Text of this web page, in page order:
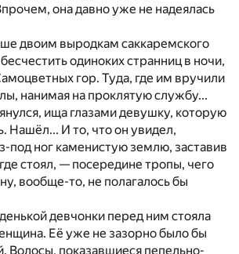
она давно уже не надеялась
двоим выродкам саккаремского
одиноких странниц в ночи,
гор. Туда, где им вручили
нанимая на проклятую службу...
ища глазами девушку, которую
Нашёл... И то, что он увидел,
под ног каменистую землю, заставив
стоял, — посередине тропы, чего
вообще-то, не полагалось бы
девчонки перед ним стояла
Её уже не зазорно было бы
Волосы, показавшиеся пепельно-